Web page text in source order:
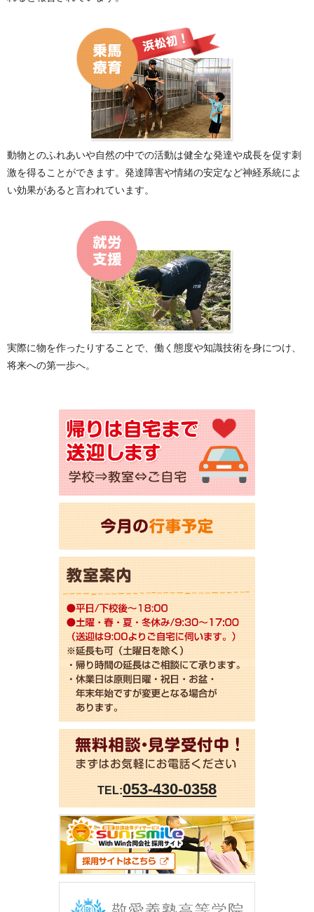
動物とのふれあいや自然の中での活動は健全な発達や成長を促す刺
激を得ることができます。発達障害や情緒の安定など神経系統によ
い効果があると言われています。
実際に物を作ったりすることで、働く態度や知識技術を身につけ、
将来への第一歩へ。
TEL:053-430-0358